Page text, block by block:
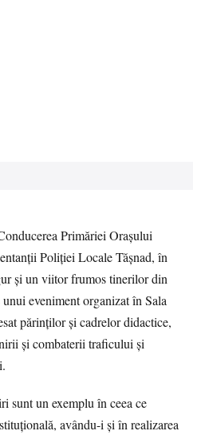
Primăriei Orașului
Poliției Locale Tășnad, în
și un viitor frumos tinerilor din
eveniment organizat în Sala
părinților și cadrelor didactice,
și combaterii traficului și
sunt un exemplu în ceea ce
avându-i și în realizarea